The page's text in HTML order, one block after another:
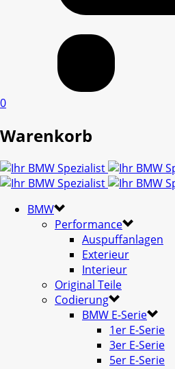
0
Warenkorb
BMW
Performance
Auspuffanlagen
Exterieur
Interieur
Original Teile
Codierung
BMW E-Serie
1er E-Serie
3er E-Serie
5er E-Serie